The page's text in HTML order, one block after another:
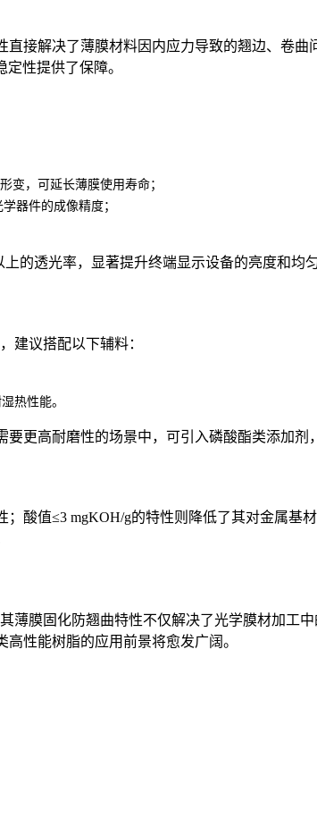
接解决了薄膜材料因内应力导致的翘边、卷曲
性提供了保障。
变，可延长薄膜使用寿命；
器件的成像精度；
的透光率，显著提升终端显示设备的亮度和均匀
建议搭配以下辅料：
热性能。
更高耐磨性的场景中，可引入磷酸酯类添加剂
酸值≤3 mgKOH/g的特性则降低了其对金属基
膜固化防翘曲特性不仅解决了光学膜材加工
性能树脂的应用前景将愈发广阔。